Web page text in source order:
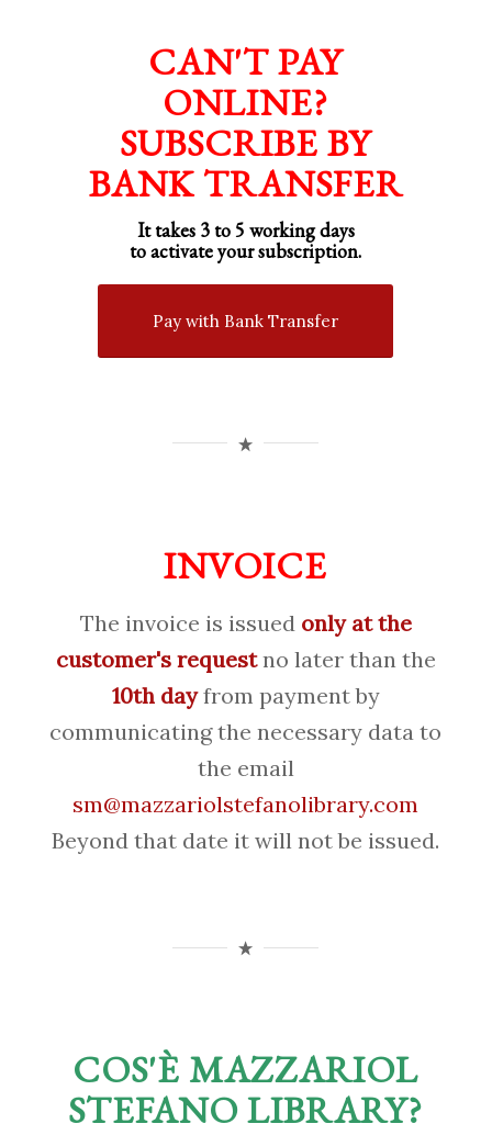
CAN'T PAY
ONLINE?
SUBSCRIBE BY
BANK TRANSFER
It takes 3 to 5 working days
to activate your subscription.
Pay with Bank Transfer
INVOICE
The invoice is issued only at the
customer's requestno later than the
10th dayfrom payment by
communicating the necessary data to
the email
sm@mazzariolstefanolibrary.com
Beyond that date it will not be issued.
COS'È MAZZARIOL
STEFANO LIBRARY?